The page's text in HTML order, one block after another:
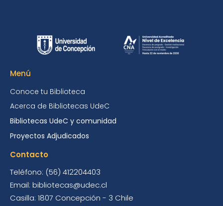
Menú
Conoce tu Biblioteca
Acerca de Bibliotecas UdeC
Bibliotecas UdeC y comunidad
Proyectos Adjudicados
Contacto
Teléfono: (56) 412204403
Email: bibliotecas@udec.cl
Casilla: 1807 Concepción - 3 Chile